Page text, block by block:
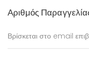
Αριθμός